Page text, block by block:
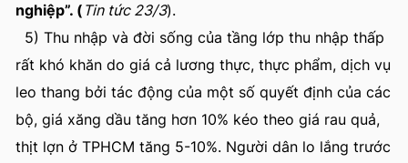
nghiệp”. ( Tin tức 23/3).
5) Thu nhập và đời sống của tầng lớp thu nhập thấp
rất khó khăn do giá cả lương thực, thực phẩm, dịch vụ
leo thang bởi tác động của một số quyết định của các
bộ, giá xăng dầu tăng hơn 10% kéo theo giá rau quả,
thịt lợn ở TPHCM tăng 5-10%. Người dân lo lắng trước